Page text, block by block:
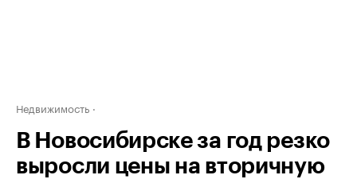
Недвижимость
В Новосибирске за год резко
выросли цены на вторичную